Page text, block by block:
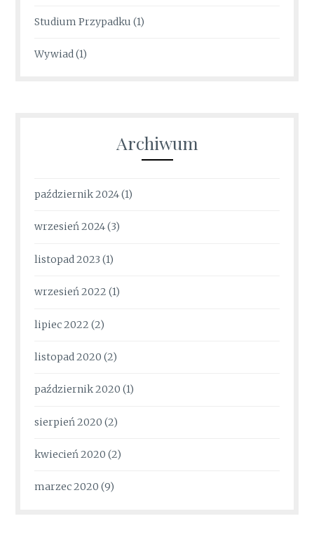
Studium Przypadku (1)
Wywiad(1)
Archiwum
październik 2024(1)
wrzesień 2024(3)
listopad 2023 (1)
wrzesień 2022 (1)
lipiec 2022 (2)
listopad 2020 (2)
październik 2020 (1)
sierpień 2020 (2)
kwiecień 2020 (2)
marzec 2020 (9)